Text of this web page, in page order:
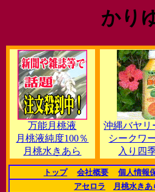
かり
万能月桃液
月桃液純度100％
月桃水きあら
沖縄バヤリ
シークワ
入り四
トップ 会社概要 個人情報
アセロラ
月桃水きあ